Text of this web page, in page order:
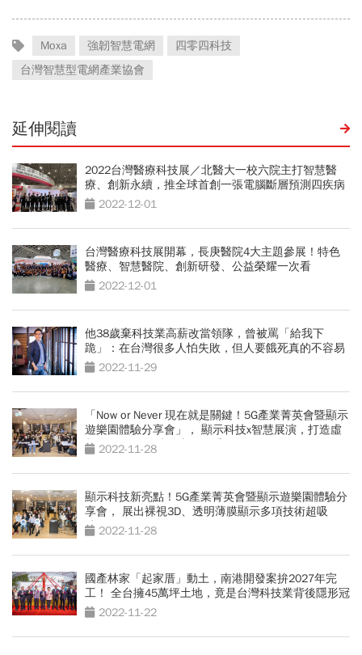
Moxa 強韌智慧電網
四零四科技
台灣智慧型電網產業協會
延伸閱讀
2022台灣醫療科技展／北醫大一校六院主打智慧醫
療、創新永續，推全球首創一張電腦斷層預測四疾病
2022-12-01
台灣醫療科技展開幕，長庚醫院4大主題參展！特色
醫療、智慧醫院、創新研發、公益榮耀一次看
2022-12-01
他38歲棄科技業高薪改當領隊，曾被罵「給我下
跪」：在台灣很多人怕失敗，但人要餓死真的不容易
2022-11-29
「Now or Never 現在就是關鍵！5G產業菁英會暨顯示
遊樂園體驗分享會」， 顯示科技x智慧展演，打造虛
擬展間、3D吸睛動畫，好看又好玩！
2022-11-28
顯示科技新亮點！5G產業菁英會暨顯示遊樂園體驗分
享會， 展出裸視3D、透明薄膜顯示多項技術超吸
睛！2022-11-28
國產林家「起家厝」動土，南港開發案拚2027年完
工！ 全台擁45萬坪土地，竟是台灣科技業背後隱形冠
軍？2022-11-22